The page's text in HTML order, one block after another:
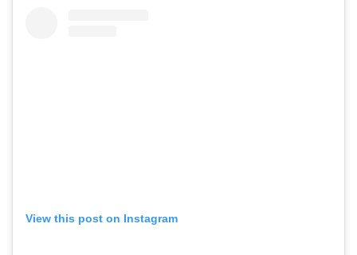
View this post on Instagram